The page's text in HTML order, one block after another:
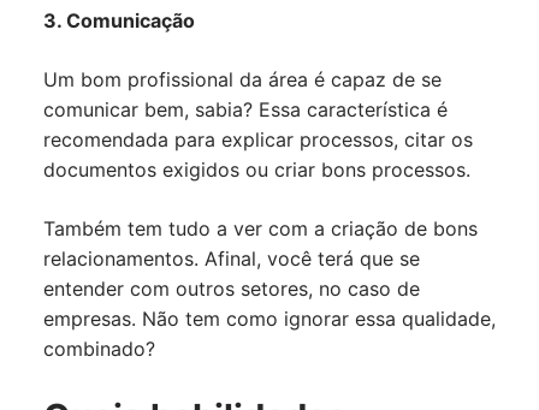
3. Comunicação
Um bom profissional da área é capaz de se
comunicar bem, sabia? Essa característica é
recomendada para explicar processos, citar os
documentos exigidos ou criar bons processos.
Também tem tudo a ver com a criação de bons
relacionamentos. Afinal, você terá que se
entender com outros setores, no caso de
empresas. Não tem como ignorar essa qualidade,
combinado?